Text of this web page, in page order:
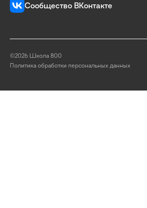
Сообщество ВКонтакте
©2026 Школа 800
Политика обработки персональных данных